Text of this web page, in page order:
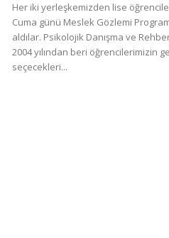
Her iki yerleşkemizden lise
Cuma günü Meslek Gözlemi
aldılar. Psikolojik Danışma ve
2004 yılından beri öğrencilerimizin
seçecekleri...